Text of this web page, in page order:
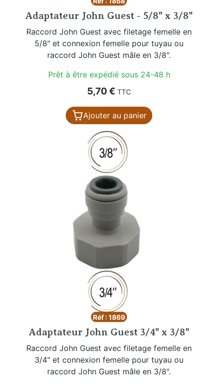
Adaptateur John Guest - 5/8" x 3/8"
Raccord John Guest avec filetage femelle en
5/8" et connexion femelle pour tuyau ou
raccord John Guest mâle en 3/8".
Prêt à être expédié sous 24-48 h
Prix
5,70 € TTC
Ajouter au panier
Réf : 1869
Adaptateur John Guest 3/4" x 3/8"
Raccord John Guest avec filetage femelle en
3/4" et connexion femelle pour tuyau ou
raccord John Guest mâle en 3/8".